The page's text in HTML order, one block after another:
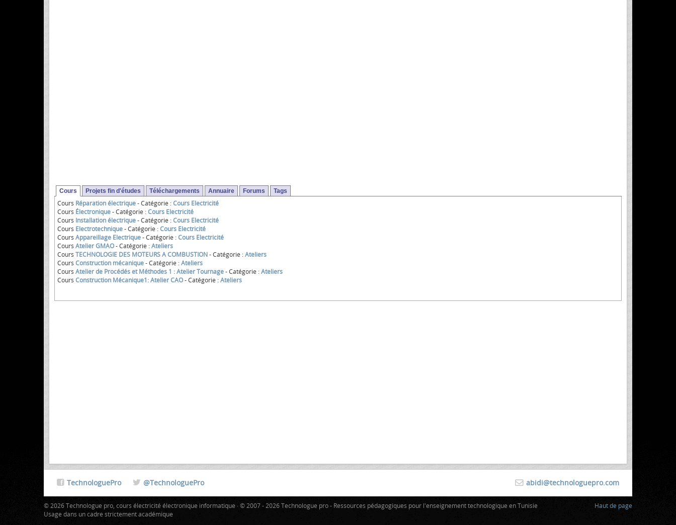
Cours Projets fin d'études Téléchargements Annuaire Forums Tags
Cours Réparation électrique- Catégorie :Cours Electricité
Cours Électronique- Catégorie :Cours Electricité
Cours Installation électrique- Catégorie :Cours Electricité
Cours Electrotechnique- Catégorie :Cours Electricité
Cours Appareillage Electrique- Catégorie :Cours Electricité
Cours Atelier GMAO- Catégorie :Ateliers
Cours TECHNOLOGIE DES MOTEURS A COMBUSTION- Catégorie :Ateliers
Cours Construction mécanique- Catégorie :Ateliers
Cours Atelier de Procédés et Méthodes 1 : Atelier Tournage- Catégorie :Ateliers
Cours Construction Mécanique1: Atelier CAO- Catégorie :Ateliers
abidi@technologuepro.com
TechnologuePro @TechnologuePro
Haut de page
© 2026 Technologue pro, cours électricité électronique informatique · © 2007 - 2026 Technologue pro - Ressources pédagogiques pour l'enseignement technologique en Tunisie
Usage dans un cadre strictement académique